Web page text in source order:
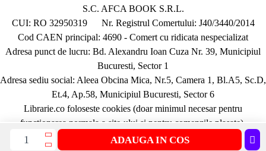
ADAUGA IN COS
S.C. AFCA BOOK S.R.L.
CUI: RO 32950319 Nr. Registrul Comertului: J40/3440/2014
Cod CAEN principal: 4690 - Comert cu ridicata nespecializat
Adresa punct de lucru: Bd. Alexandru Ioan Cuza Nr. 39, Municipiul
Bucuresti, Sector 1
Adresa sediu social: Aleea Obcina Mica, Nr.5, Camera 1, Bl.A5, Sc.D,
Et.4, Ap.58, Municipiul Bucuresti, Sector 6
Librarie.co foloseste cookies (doar minimul necesar pentru
functionarea normala a site-ului si pentru comenzile plasate).
Detalii aici